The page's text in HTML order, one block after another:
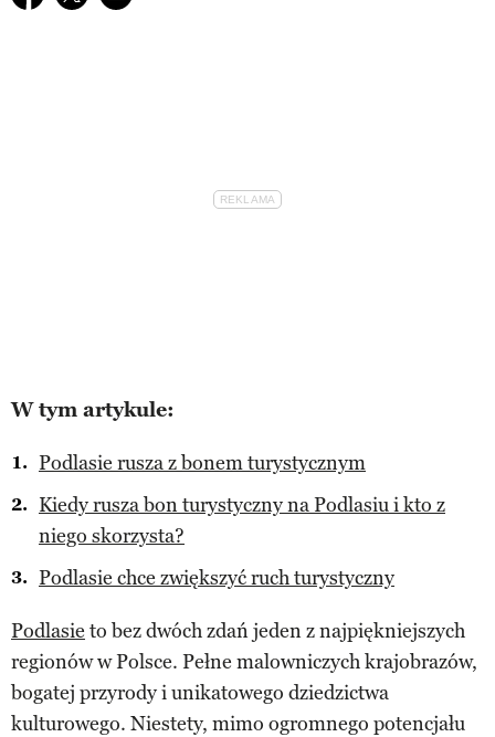
W tym artykule:
Podlasie rusza z bonem turystycznym
Kiedy rusza bon turystyczny na Podlasiu i kto z
niego skorzysta?
Podlasie chce zwiększyć ruch turystyczny
Podlasie to bez dwóch zdań jeden z najpiękniejszych
regionów w Polsce. Pełne malowniczych krajobrazów,
bogatej przyrody i unikatowego dziedzictwa
kulturowego. Niestety, mimo ogromnego potencjału